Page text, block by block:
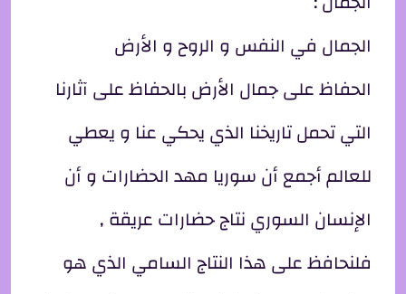
الجمال في النفس و الروح و الأرض
الحفاظ على جمال الأرض بالحفاظ على آثارنا
التي تحمل تاريخنا الذي يحكي عنا و يعطي
للعالم أجمع أن سوريا مهد الحضارات و أن
الإنسان السوري نتاج حضارات عريقة ,
فلنحافظ على هذا النتاج السامي الذي هو